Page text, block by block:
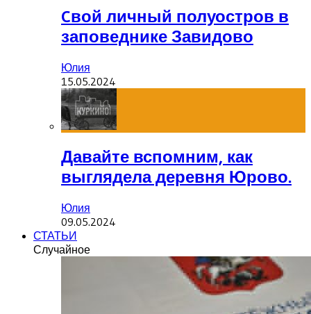
Cвой личный полуостров в
заповеднике Завидово
Юлия
15.05.2024
Давайте вспомним, как
выглядела деревня Юрово.
Юлия
09.05.2024
СТАТЬИ
Случайное